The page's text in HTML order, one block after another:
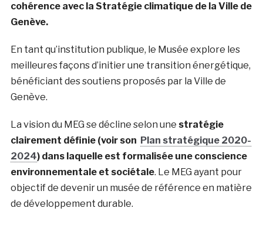
cohérence avec la Stratégie climatique de la Ville de
Genève.
En tant qu’institution publique, le Musée explore les
meilleures façons d’initier une transition énergétique,
bénéficiant des soutiens proposés par la Ville de
Genève.
La vision du MEG se décline selon une stratégie
clairement définie (voir son Plan stratégique 2020-
2024) dans laquelle est formalisée une conscience
environnementale et sociétale. Le MEG ayant pour
objectif de devenir un musée de référence en matière
de développement durable.